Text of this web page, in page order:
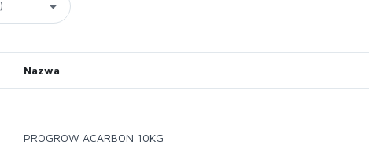
Nazwa
PROGROW ACARBON 10KG